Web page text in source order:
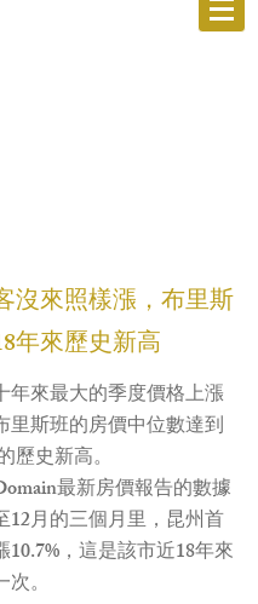
沒來照樣漲，布里斯
年來歷史新高
年來最大的季度價格上漲
里斯班的房價中位數達到
歷史新高。
最新房價報告的數據
12月的三個月里，昆州首
，這是該市近18年來
。